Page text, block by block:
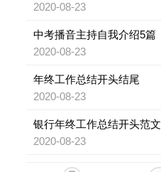
2020-08-23
中考播音主持自我介绍5篇
2020-08-23
年终工作总结开头结尾
2020-08-23
银行年终工作总结开头范文
2020-08-23